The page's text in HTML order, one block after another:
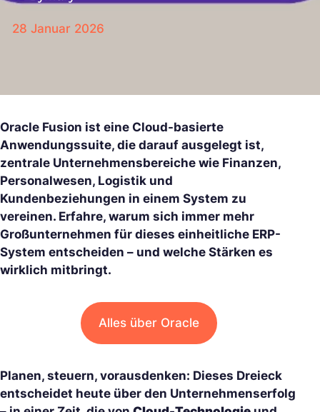
28 Januar 2026
Oracle Fusion ist eine Cloud-basierte
Anwendungssuite, die darauf ausgelegt ist,
zentrale Unternehmensbereiche wie Finanzen,
Personalwesen, Logistik und
Kundenbeziehungen in einem System zu
vereinen. Erfahre, warum sich immer mehr
Großunternehmen für dieses einheitliche ERP-
System entscheiden – und welche Stärken es
wirklich mitbringt.
Alles über Oracle
Planen, steuern, vorausdenken: Dieses Dreieck
entscheidet heute über den Unternehmenserfolg